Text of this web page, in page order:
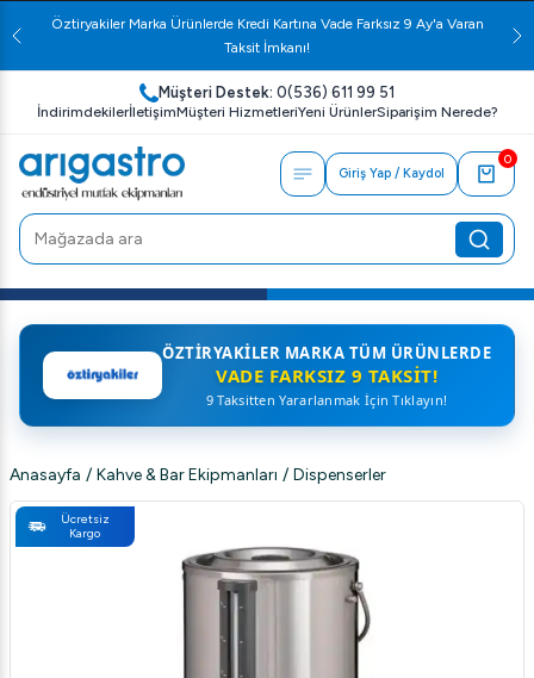
Öztiryakiler Marka Ürünlerde Kredi Kartına Vade Farksız 9 Ay'a Varan
Taksit İmkanı!
Müşteri Destek: 0(536) 611 99 51
İndirimdekilerİletişimMüşteri HizmetleriYeni ÜrünlerSiparişim Nerede?
Giriş Yap / Kaydol
0
ÖZTIRYAKILER MARKA TÜM ÜRÜNLERDE
VADE FARKSIZ 9 TAKSIT!
9 Taksitten Yararlanmak İçin Tıklayın!
Anasayfa / Kahve & Bar Ekipmanları / Dispenserler
Ücretsiz
Kargo